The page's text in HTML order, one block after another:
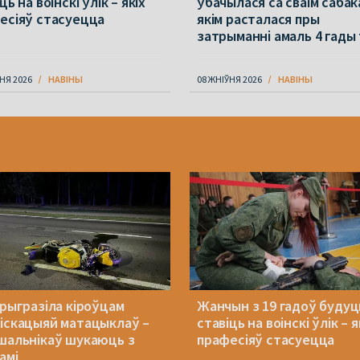
стасуецца
2026 НАВІНЫ
якім расталася пры
затрыманні амаль 4 гады
08 ЖНІЎНЯ 2026 НАВІНЫ
кіроўцам
матацыклаў –
шукаюць з
Жанчын з 19 гадоў
ставіць на воінскі ўлік –
прафесіяў стасуецца